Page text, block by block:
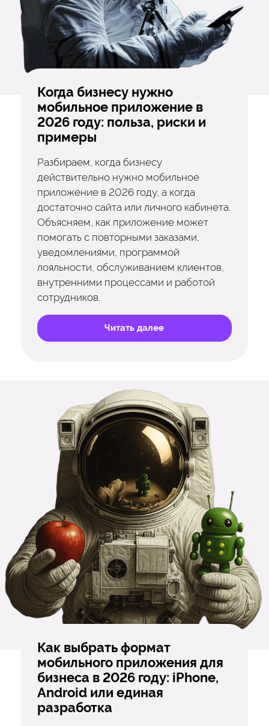
Когда бизнесу нужно
мобильное приложение в
2026 году: польза, риски и
примеры
Разбираем, когда бизнесу
действительно нужно мобильное
приложение в 2026 году, а когда
достаточно сайта или личного кабинета.
Объясняем, как приложение может
помогать с повторными заказами,
уведомлениями, программой
лояльности, обслуживанием клиентов,
внутренними процессами и работой
сотрудников.
Читать далее
Как выбрать формат
мобильного приложения для
бизнеса в 2026 году: iPhone,
Android или единая
разработка